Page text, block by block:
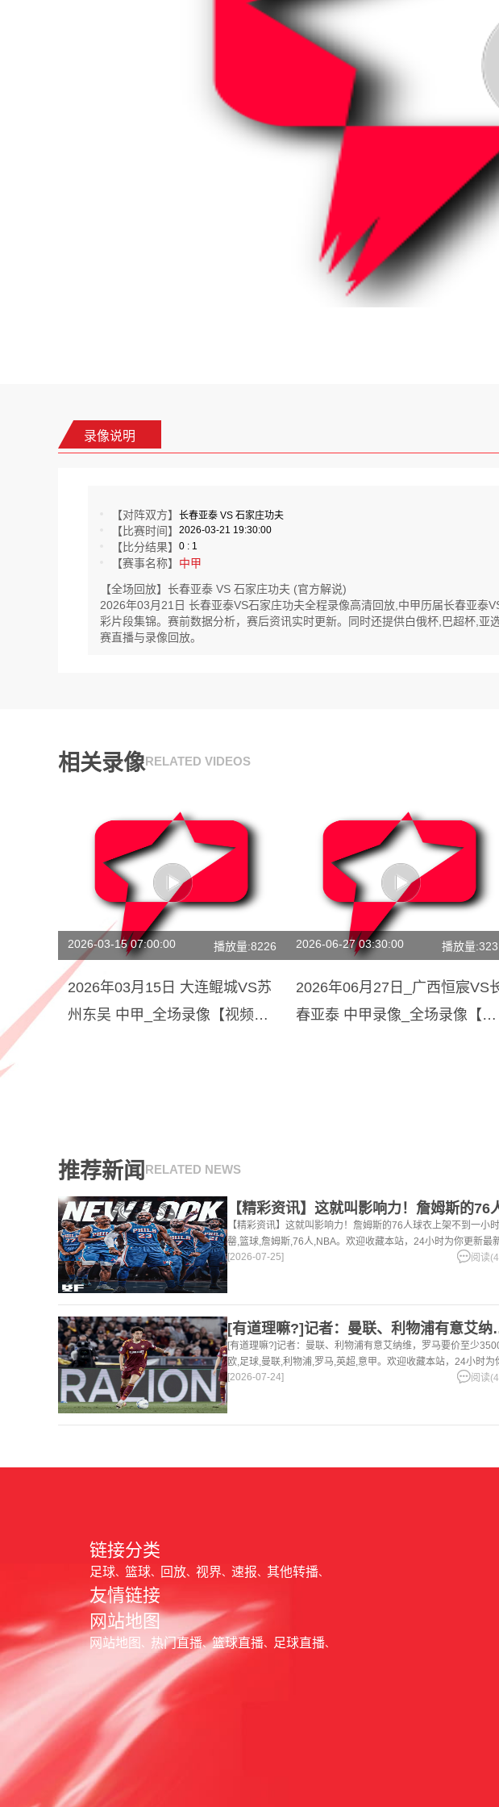
录像说明
【对阵双方】 长春亚泰 VS 石家庄功夫
【比赛时间】 2026-03-21 19:30:00
【比分结果】 0 : 1
【赛事名称】 中甲
【全场回放】长春亚泰 VS 石家庄功夫 (官方解说)
2026年03月21日 长春亚泰VS石家庄功夫全程录像高清回放,中甲历届长春亚
彩片段集锦。赛前数据分析，赛后资讯实时更新。同时还提供白俄杯,巴超杯,
赛直播与录像回放。
相关录像RELATED VIDEOS
2026-03-15 07:00:00 播放量:8226
2026年03月15日 大连鲲城VS苏
州东吴 中甲_全场录像【视频集
2026-06-27 03:30:00 播放量
2026年06月27日_广西恒宸VS
春亚泰 中甲录像_全场录像【全
推荐新闻 RELATED NEWS
【精彩资讯】这就叫影响力！詹姆斯的76人球衣上架不到一小
罄,篮球,詹姆斯,76人,NBA。欢迎收藏本站，24小时为你更新最
足球，篮球体育资讯。
[2026-07-25] 阅读
[有道理嘛?]记
[有道理嘛?]记者：曼联、利物浦有意艾纳维，罗马要价至少
欧,足球,曼联,利物浦,罗马,英超,意甲。欢迎收藏本站，24小时为
新最新的足球，篮球体育资讯。
[2026-07-24] 阅读
链接分类
足球 篮球 回放 视界 速报 其他转播
友情链接
网站地图
网站地图 热门直播 篮球直播 足球直播